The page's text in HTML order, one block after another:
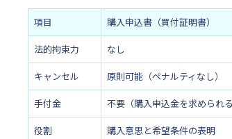
項目 購入申込書（買付証明書）
法的拘束力 なし
キャンセル 原則可能（ペナルティなし）
手付金 不要（購入申込金を求められる
役割 購入意思と希望条件の表明